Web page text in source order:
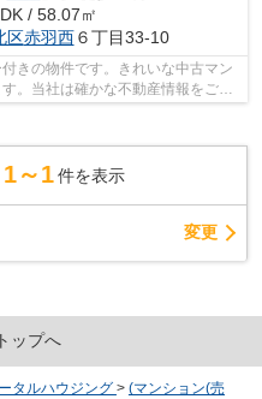
/ 58.07㎡
区赤羽西６丁目33-10
きの物件です。きれいな中古マン
。当社は確かな不動産情報をご提
1～1 件を表示
変更
ップへ
タルハウジング > (マンション(売